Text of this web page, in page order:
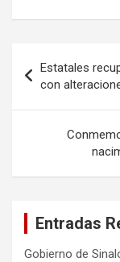
de
entradas
Estatales
con
Entradas
Gobierno de